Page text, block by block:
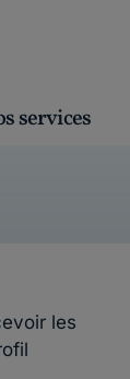
services
les